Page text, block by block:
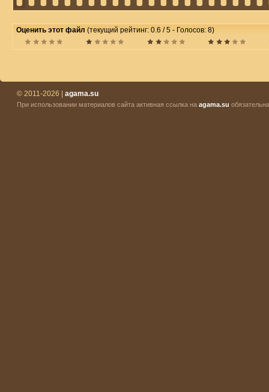
Оценить этот файл (текущий рейтинг: 0.6 / 5 - Голосов: 8)
© 2011-2026 | agama.su
При использовании материалов сайта активная ссылка на agama.su